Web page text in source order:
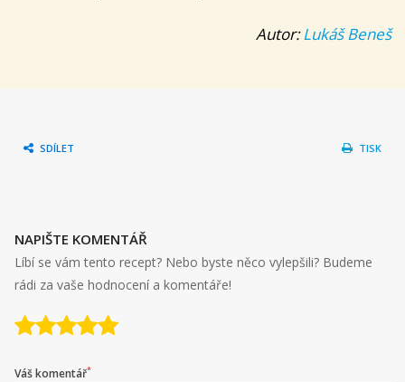
Autor:Lukáš Beneš
SDÍLET TISK
NAPIŠTE KOMENTÁŘ
Líbí se vám tento recept? Nebo byste něco vylepšili? Budeme
rádi za vaše hodnocení a komentáře!
Váš komentář*